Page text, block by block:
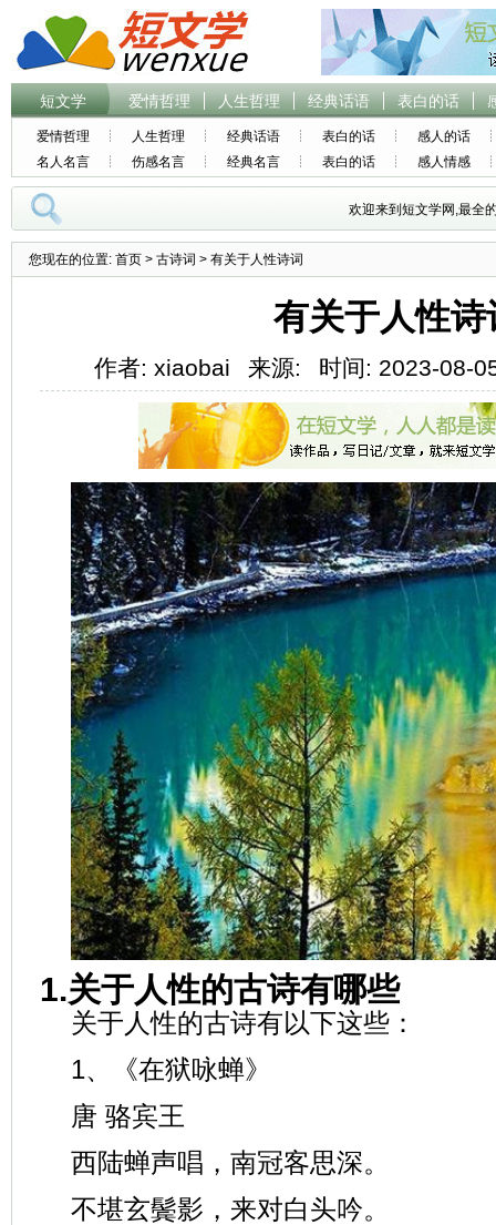
短文学 爱情哲理 人生哲理 经典话语 表白的话
爱情哲理 人生哲理 经典话语 表白的话
感人的话
名人名言
伤感名言 经典名言 表白的话 感人情感
欢迎来到短文学网,最全
您现在的位置: 首页 > 古诗词 > 有关于人性诗词
有关于人性诗
作者: xiaobai 来源: 时间: 2023-08-
1.关于人性的古诗有哪些
关于人性的古诗有以下这些：
1、《在狱咏蝉》
唐 骆宾王
西陆蝉声唱，南冠客思深。
不堪玄鬓影，来对白头吟。